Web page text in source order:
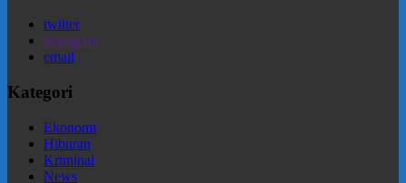
twitter
instagram
email
Kategori
Ekonomi
Hiburan
Kriminal
News